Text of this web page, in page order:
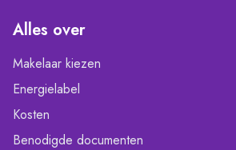
Alles over
Makelaar kiezen
Energielabel
Kosten
Benodigde documenten